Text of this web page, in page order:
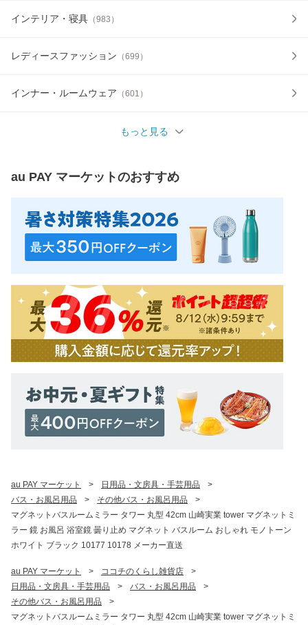
インテリア・寝具 （983 ）
レディースファッション （699 ）
インナー・ルームウェア （601 ）
もっと見る
au PAY マーケットのおすすめ
au PAY マーケット > 日用品・文房具・手芸用品
>
バス・お風呂用品
> その他バス・お風呂用品
>
マグネットバスルームミラー タワー 丸型 42cm 山崎実業 tower マグネットミ
ラー 鏡 お風呂 浴室鏡 曇り止め マグネット バスルーム おしゃれ モノトーン
ホワイト ブラック 10177 10178 メーカー直送
au PAY マーケット > ココチのくらし雑貨店
>
日用品・文房具・手芸用品
> バス・お風呂用品
>
その他バス・お風呂用品
>
マグネットバスルームミラー タワー 丸型 42cm 山崎実業 tower マグネットミ